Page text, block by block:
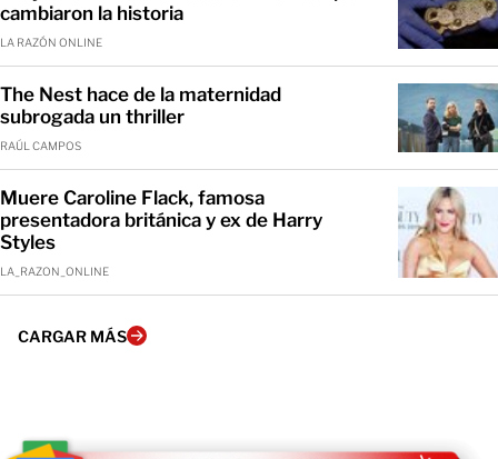
cambiaron la historia
LA RAZÓN ONLINE
The Nest hace de la maternidad
subrogada un thriller
RAÚL CAMPOS
Muere Caroline Flack, famosa
presentadora británica y ex de Harry
Styles
LA_RAZON_ONLINE
CARGAR MÁS